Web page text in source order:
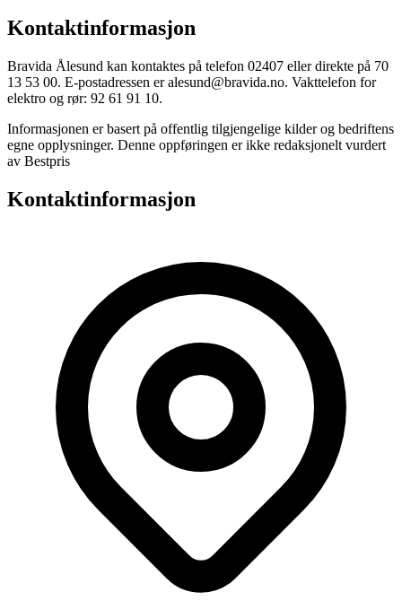
Kontaktinformasjon
Bravida Ålesund kan kontaktes på telefon 02407 eller direkte på 70
13 53 00. E-postadressen er alesund@bravida.no. Vakttelefon for
elektro og rør: 92 61 91 10.
Informasjonen er basert på offentlig tilgjengelige kilder og bedriftens
egne opplysninger. Denne oppføringen er ikke redaksjonelt vurdert
av Bestpris
Kontaktinformasjon